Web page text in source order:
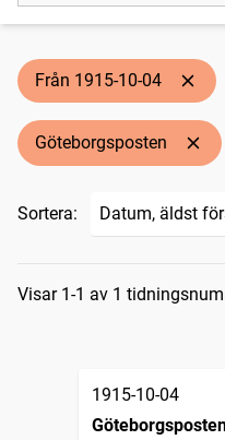
Från 1915-10-04
Göteborgsposten
Sortera:
Visar 1-1 av 1
1915-10-04